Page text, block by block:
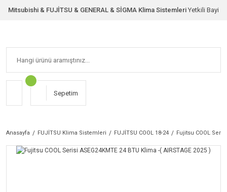
Mitsubishi & FUJİTSU & GENERAL & SİGMA Klima Sistemleri Yetkili Bayi
Sepetim
Anasayfa FUJİTSU Klima Sistemleri FUJİTSU COOL 18-24 Fujitsu COOL